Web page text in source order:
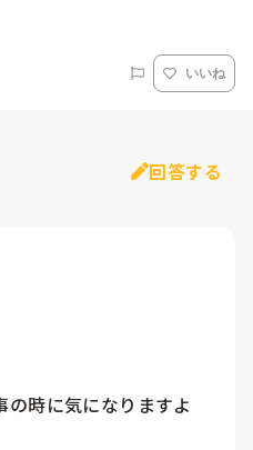
いいね
回答する
時に気になりますよ